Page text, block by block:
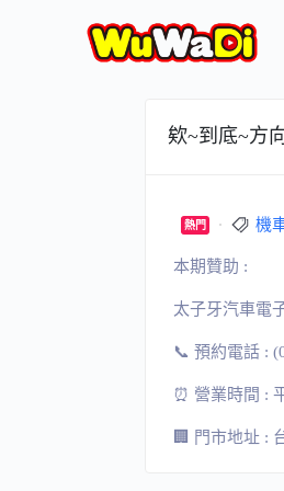
欸~到底~方
熱門 機
本期贊助 :
太子牙汽車電
📞 預約電話 :
⏰ 營業時間 :
🏢 門市地址 :